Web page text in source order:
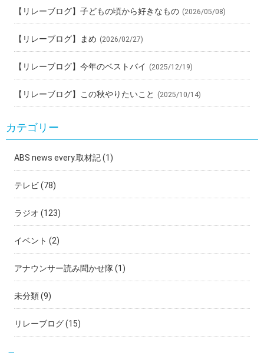
【リレーブログ】子どもの頃から好きなもの (2026/05/08)
【リレーブログ】まめ (2026/02/27)
【リレーブログ】今年のベストバイ (2025/12/19)
【リレーブログ】この秋やりたいこと (2025/10/14)
カテゴリー
ABS news every.取材記(1)
テレビ(78)
ラジオ (123)
イベント (2)
アナウンサー読み聞かせ隊(1)
未分類(9)
リレーブログ(15)